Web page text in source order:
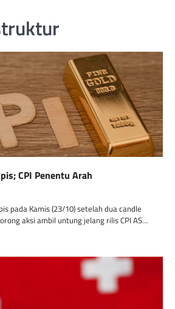
CPI Penentu Arah
pada Kamis (23/10) setelah dua candle
aksi ambil untung jelang rilis CPI AS…